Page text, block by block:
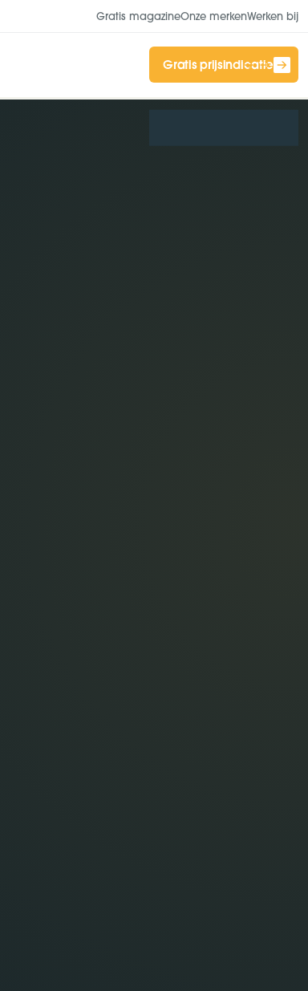
Gratis magazineOnze merkenWerken bij
Gratis prijsindicatie